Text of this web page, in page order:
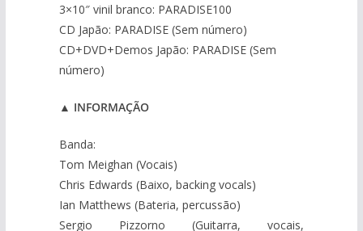
3×10″ vinil branco: PARADISE100
CD Japão: PARADISE (Sem número)
CD+DVD+Demos Japão: PARADISE (Sem
número)
▲ INFORMAÇÃO
Banda:
Tom Meighan (Vocais)
Chris Edwards (Baixo, backing vocals)
Ian Matthews (Bateria, percussão)
Sergio Pizzorno (Guitarra, vocais,